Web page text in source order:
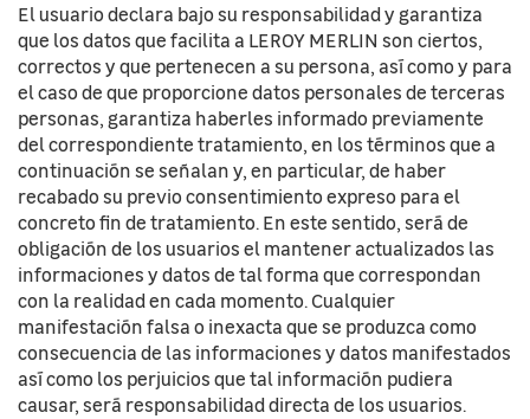
El usuario declara bajo su responsabilidad y garantiza
que los datos que facilita a LEROY MERLIN son ciertos,
correctos y que pertenecen a su persona, así como y para
el caso de que proporcione datos personales de terceras
personas, garantiza haberles informado previamente
del correspondiente tratamiento, en los términos que a
continuación se señalan y, en particular, de haber
recabado su previo consentimiento expreso para el
concreto fin de tratamiento. En este sentido, será de
obligación de los usuarios el mantener actualizados las
informaciones y datos de tal forma que correspondan
con la realidad en cada momento. Cualquier
manifestación falsa o inexacta que se produzca como
consecuencia de las informaciones y datos manifestados
así como los perjuicios que tal información pudiera
causar, será responsabilidad directa de los usuarios.